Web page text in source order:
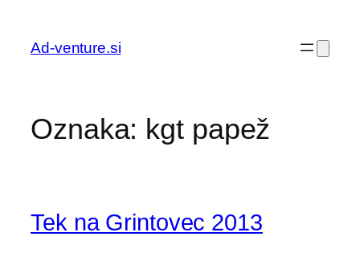
vsebino
Ad-venture.si
Oznaka: kgt papež
Tek na Grintovec 2013